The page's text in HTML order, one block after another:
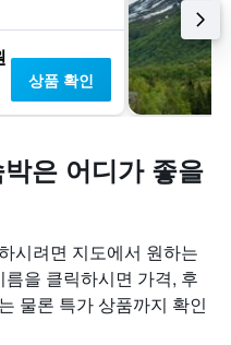
상품 확인
은 어디가 좋을
시려면 지도에서 원하는
을 클릭하시면 가격, 후
물론 특가 상품까지 확인